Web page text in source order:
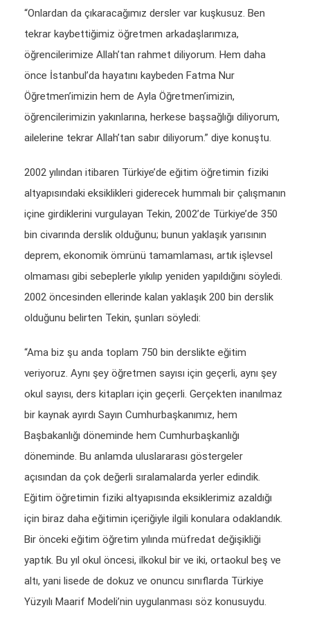
“Onlardan da çıkaracağımız dersler var kuşkusuz. Ben
tekrar kaybettiğimiz öğretmen arkadaşlarımıza,
öğrencilerimize Allah’tan rahmet diliyorum. Hem daha
önce İstanbul’da hayatını kaybeden Fatma Nur
Öğretmen’imizin hem de Ayla Öğretmen’imizin,
öğrencilerimizin yakınlarına, herkese başsağlığı diliyorum,
ailelerine tekrar Allah’tan sabır diliyorum.” diye konuştu.
2002 yılından itibaren Türkiye’de eğitim öğretimin fiziki
altyapısındaki eksiklikleri giderecek hummalı bir çalışmanın
içine girdiklerini vurgulayan Tekin, 2002’de Türkiye’de 350
bin civarında derslik olduğunu; bunun yaklaşık yarısının
deprem, ekonomik ömrünü tamamlaması, artık işlevsel
olmaması gibi sebeplerle yıkılıp yeniden yapıldığını söyledi.
2002 öncesinden ellerinde kalan yaklaşık 200 bin derslik
olduğunu belirten Tekin, şunları söyledi:
“Ama biz şu anda toplam 750 bin derslikte eğitim
veriyoruz. Aynı şey öğretmen sayısı için geçerli, aynı şey
okul sayısı, ders kitapları için geçerli. Gerçekten inanılmaz
bir kaynak ayırdı Sayın Cumhurbaşkanımız, hem
Başbakanlığı döneminde hem Cumhurbaşkanlığı
döneminde. Bu anlamda uluslararası göstergeler
açısından da çok değerli sıralamalarda yerler edindik.
Eğitim öğretimin fiziki altyapısında eksiklerimiz azaldığı
için biraz daha eğitimin içeriğiyle ilgili konulara odaklandık.
Bir önceki eğitim öğretim yılında müfredat değişikliği
yaptık. Bu yıl okul öncesi, ilkokul bir ve iki, ortaokul beş ve
altı, yani lisede de dokuz ve onuncu sınıflarda Türkiye
Yüzyılı Maarif Modeli’nin uygulanması söz konusuydu.